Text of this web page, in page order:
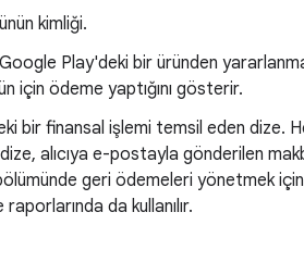
kimliği.
Google Play'deki bir üründen
için ödeme yaptığını gösterir.
bir finansal işlemi temsil eden dize.
alıcıya e-postayla gönderilen
geri ödemeleri yönetmek
da kullanılır.